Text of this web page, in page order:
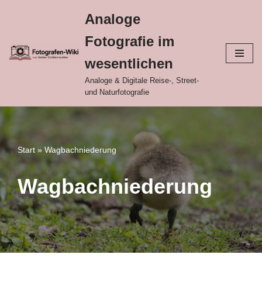
Inhalt
springen
Analoge
Fotografie im
wesentlichen
Analoge & Digitale Reise-, Street-
und Naturfotografie
Start » Wagbachniederung
Wagbachniederung